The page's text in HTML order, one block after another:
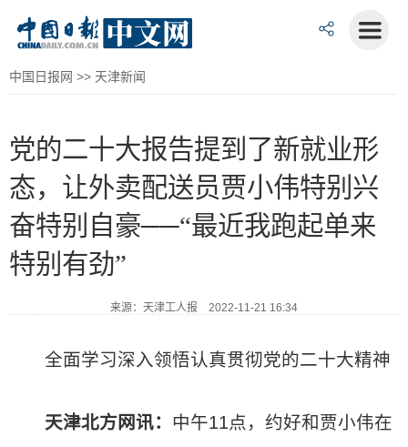
中国日报网 >> 天津新闻
党的二十大报告提到了新就业形
态，让外卖配送员贾小伟特别兴
奋特别自豪──“最近我跑起单来
特别有劲”
来源：天津工人报 2022-11-21 16:34
全面学习深入领悟认真贯彻党的二十大精神
天津北方网讯： 中午11点，约好和贾小伟在